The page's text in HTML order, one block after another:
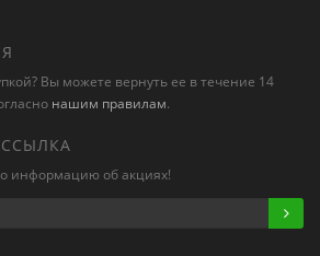
Вы можете вернуть ее в течение 14
нашим правилам.
информацию об акциях!